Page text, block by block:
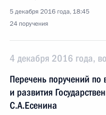
5 декабря 2016 года, 18:45
24 поручения
4 декабря 2016 года,
Перечень поручений по
и развития
С.А.Есенина